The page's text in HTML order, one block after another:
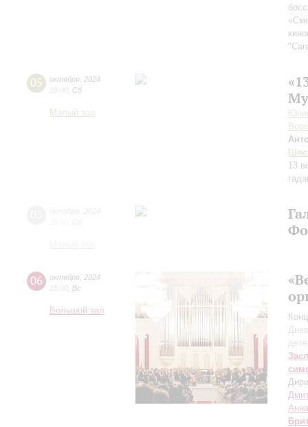
05 октября 2024
19:00 Сб
Малый зал
13
06 октября 2024
15:00 Вс
Большой зал